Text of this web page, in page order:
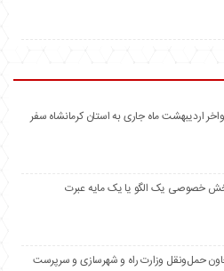
اردیبهشت ماه جاری به استان کرمانشاه سفر
خصوصی یک الگو یا یک مایه عبرت
حمل‌ونقل وزارت راه و شهرسازی و سرپرست